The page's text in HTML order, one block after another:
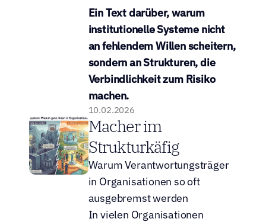
Ein Text darüber, warum
institutionelle Systeme nicht
an fehlendem Willen scheitern,
sondern an Strukturen, die
Verbindlichkeit zum Risiko
machen.
10.02.2026
Macher im
Strukturkäfig
Warum Verantwortungsträger
in Organisationen so oft
ausgebremst werden
In vielen Organisationen